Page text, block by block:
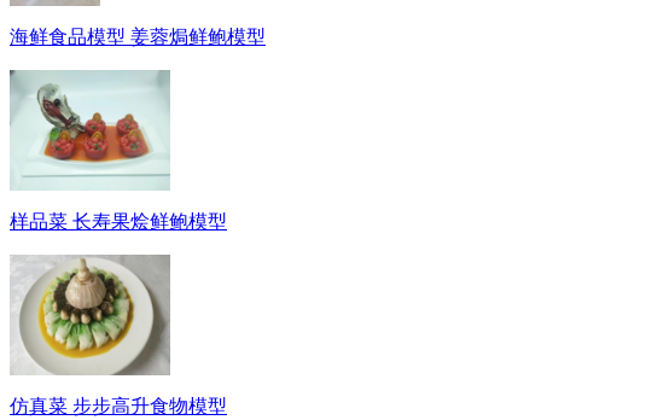
海鲜食品模型 姜蓉焗鲜鲍模型
样品菜 长寿果烩鲜鲍模型
仿真菜 步步高升食物模型